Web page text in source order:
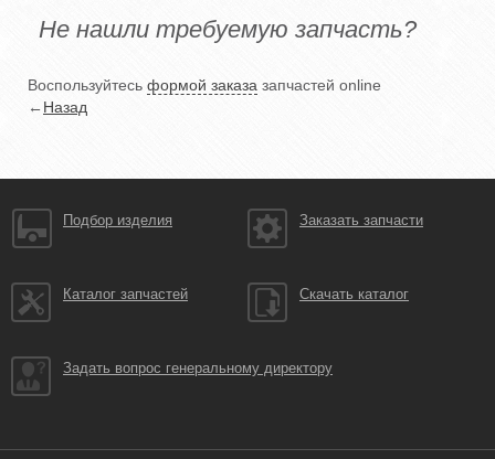
Не нашли требуемую запчасть?
Воспользуйтесь формой заказа запчастей online
←Назад
Подбор изделия Заказать запчасти
Каталог запчастей Скачать каталог
Задать вопрос генеральному директору